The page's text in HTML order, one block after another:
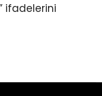
ifadelerini